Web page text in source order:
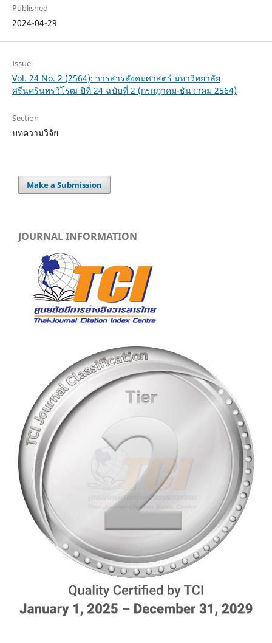
Published
2024-04-29
Issue
Vol. 24 No. 2 (2564): วารสารสังคมศาสตร์ มหาวิทยาลัย
ศรีนครินทรวิโรฒ ปีที่ 24 ฉบับที่ 2 (กรกฎาคม-ธันวาคม 2564)
Section
บทความวิจัย
Make a Submission
JOURNAL INFORMATION